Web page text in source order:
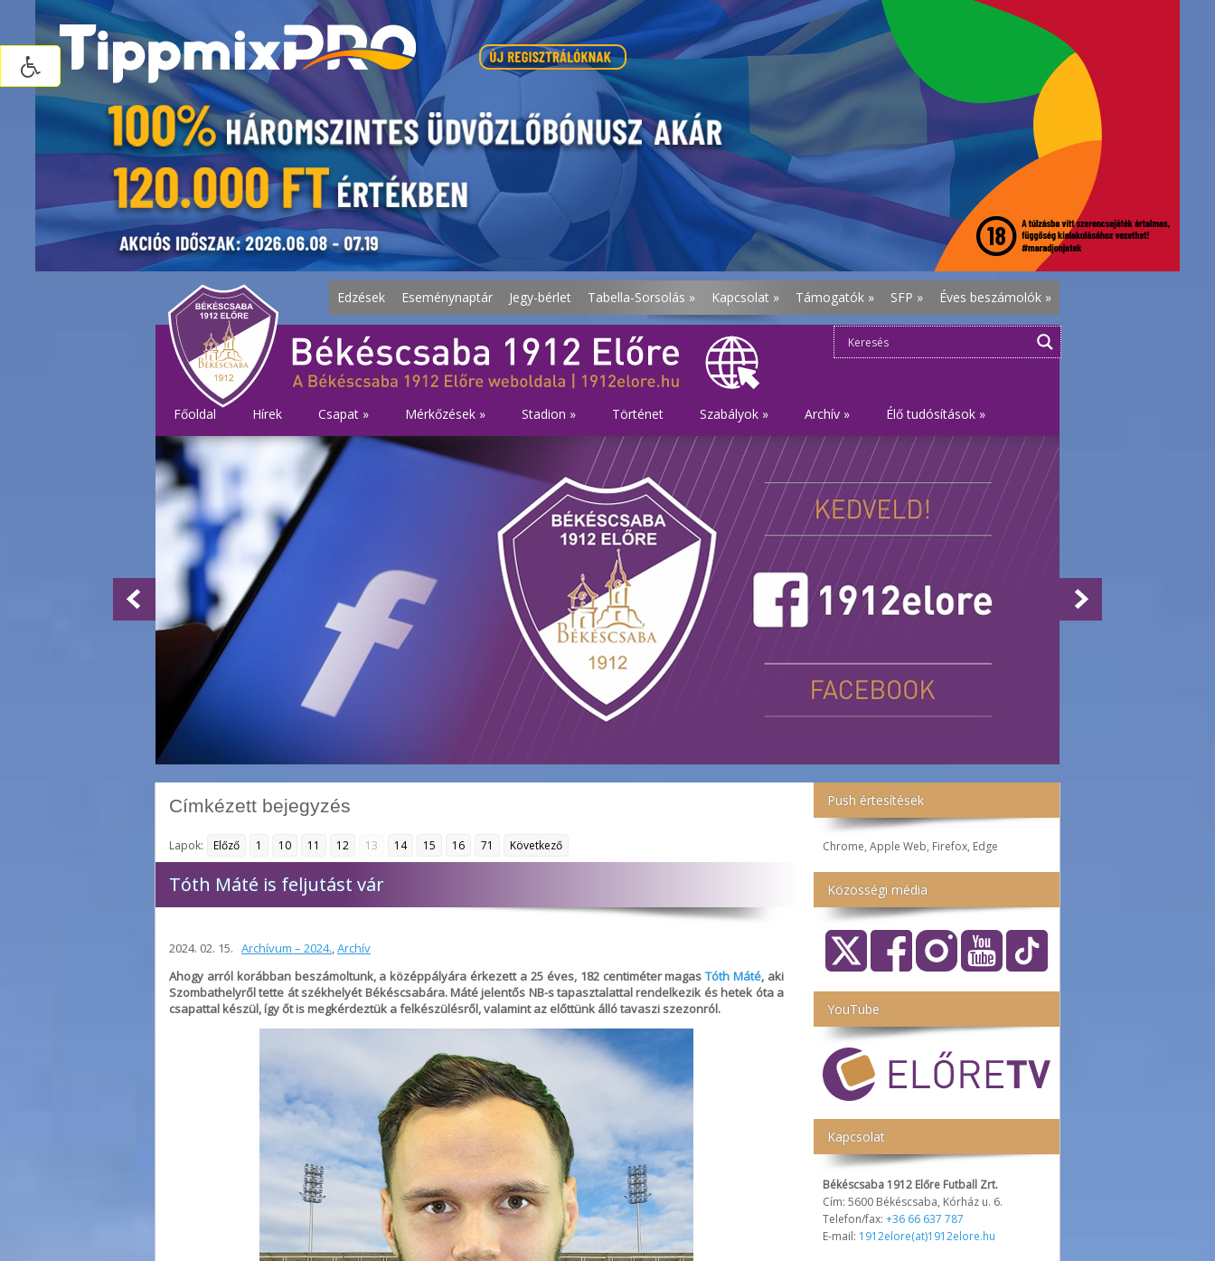
Edzések Eseménynaptár Jegy-bérlet Tabella-Sorsolás » Kapcsolat » Támogatók » SFP » Éves beszámolók »
Főoldal Hírek Csapat » Mérkőzések » Stadion » Történet Szabályok » Archív » Élő tudósítások »
Push értesítések
Chrome, Apple Web, Firefox, Edge
Közösségi média
YouTube
Kapcsolat
Békéscsaba 1912 Előre Futball Zrt.
Cím: 5600 Békéscsaba, Kórház u. 6.
Telefon/fax: +36 66 637 787
E-mail: 1912elore(at)1912elore.hu
Címkézett bejegyzés
Lapok: Előző 1 10 11 12 13 14 15 16 71 Következő
Tóth Máté is feljutást vár
2024. 02. 15. Archívum – 2024.,Archív
Ahogy arról korábban beszámoltunk, a középpályára érkezett a 25 éves, 182 centiméter magasTóth Máté, aki
Szombathelyről tette át székhelyét Békéscsabára. Máté jelentős NB-s tapasztalattal rendelkezik és hetek óta a
csapattal készül, így őt is megkérdeztük a felkészülésről, valamint az előttünk álló tavaszi szezonról.